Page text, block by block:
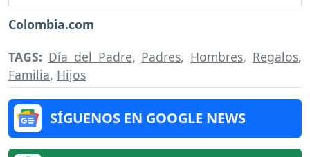
Colombia.com
TAGS: Día del Padre, Padres, Hombres, Regalos,
Familia, Hijos
SÍGUENOS EN GOOGLE NEWS